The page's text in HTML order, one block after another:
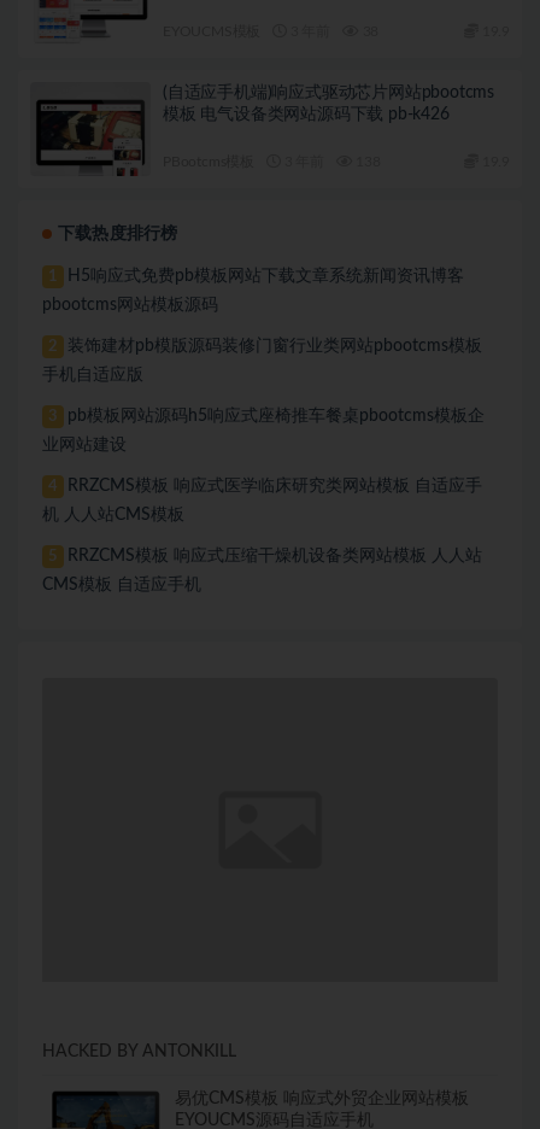
(自适应手机端)响应式驱动芯片网站pbootcms
模板 电气设备类网站源码下载 pb-k426
下载热度排行榜
1
H5响应式免费pb模板网站下载文章系统新闻资讯博客
pbootcms网站模板源码
2
装饰建材pb模版源码装修门窗行业类网站pbootcms模板
手机自适应版
3
pb模板网站源码h5响应式座椅推车餐桌pbootcms模板企
业网站建设
4
RRZCMS模板 响应式医学临床研究类网站模板 自适应手
机 人人站CMS模板
5
RRZCMS模板 响应式压缩干燥机设备类网站模板 人人站
CMS模板 自适应手机
HACKED BY ANTONKILL
易优CMS模板 响应式外贸企业网站模板
EYOUCMS源码自适应手机